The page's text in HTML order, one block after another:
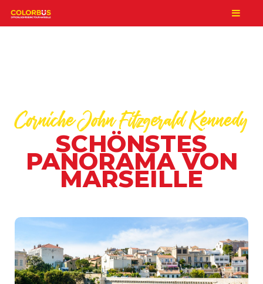
Corniche John Fitzgerald Kennedy
SCHÖNSTES
PANORAMA VON
MARSEILLE